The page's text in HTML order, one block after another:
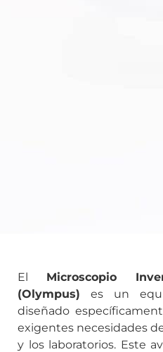
El Microscopio
(Olympus) es un
diseñado
exigentes necesidades
y los laboratorios. Este